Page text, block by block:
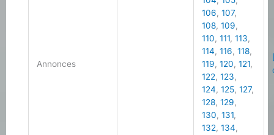
Annonces
106,107,
108,109,
110,111,113,
114,116,118,
119,120,121,
122,123,
124,125,127,
128,129,
130,131,
132,134,